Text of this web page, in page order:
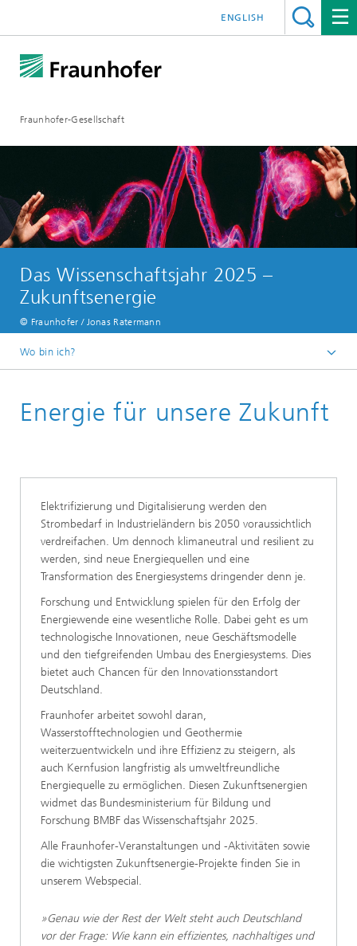
Fraunhofer-Gesellschaft
ENGLISH
Das Wissenschaftsjahr 2025 –
Zukunftsenergie
© Fraunhofer / Jonas Ratermann
Wo bin ich?
Forschung
Energie für unsere Zukunft
Elektrifizierung und Digitalisierung werden den
Strombedarf in Industrieländern bis 2050 voraussichtlich
verdreifachen. Um dennoch klimaneutral und resilient zu
werden, sind neue Energiequellen und eine
Transformation des Energiesystems dringender denn je.
Forschung und Entwicklung spielen für den Erfolg der
Energiewende eine wesentliche Rolle. Dabei geht es um
technologische Innovationen, neue Geschäftsmodelle
und den tiefgreifenden Umbau des Energiesystems. Dies
bietet auch Chancen für den Innovationsstandort
Deutschland.
Fraunhofer arbeitet sowohl daran,
Wasserstofftechnologien und Geothermie
weiterzuentwickeln und ihre Effizienz zu steigern, als
auch Kernfusion langfristig als umweltfreundliche
Energiequelle zu ermöglichen. Diesen Zukunftsenergien
widmet das Bundesministerium für Bildung und
Forschung BMBF das Wissenschaftsjahr 2025.
Alle Fraunhofer-Veranstaltungen und -Aktivitäten sowie
die wichtigsten Zukunftsenergie-Projekte finden Sie in
unserem Webspecial.
»Genau wie der Rest der Welt steht auch Deutschland
vor der Frage: Wie kann ein effizientes, nachhaltiges und